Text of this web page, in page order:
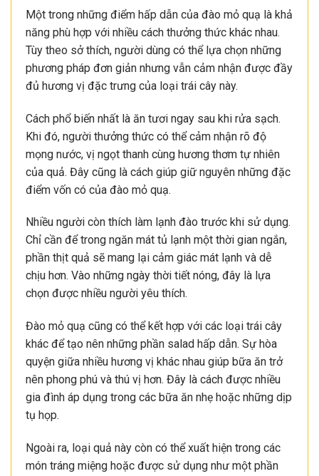
Một trong những điểm hấp dẫn của đào mỏ quạ là khả
năng phù hợp với nhiều cách thưởng thức khác nhau.
Tùy theo sở thích, người dùng có thể lựa chọn những
phương pháp đơn giản nhưng vẫn cảm nhận được đầy
đủ hương vị đặc trưng của loại trái cây này.
Cách phổ biến nhất là ăn tươi ngay sau khi rửa sạch.
Khi đó, người thưởng thức có thể cảm nhận rõ độ
mọng nước, vị ngọt thanh cùng hương thơm tự nhiên
của quả. Đây cũng là cách giúp giữ nguyên những đặc
điểm vốn có của đào mỏ quạ.
Nhiều người còn thích làm lạnh đào trước khi sử dụng.
Chỉ cần để trong ngăn mát tủ lạnh một thời gian ngắn,
phần thịt quả sẽ mang lại cảm giác mát lạnh và dễ
chịu hơn. Vào những ngày thời tiết nóng, đây là lựa
chọn được nhiều người yêu thích.
Đào mỏ quạ cũng có thể kết hợp với các loại trái cây
khác để tạo nên những phần salad hấp dẫn. Sự hòa
quyện giữa nhiều hương vị khác nhau giúp bữa ăn trở
nên phong phú và thú vị hơn. Đây là cách được nhiều
gia đình áp dụng trong các bữa ăn nhẹ hoặc những dịp
tụ họp.
Ngoài ra, loại quả này còn có thể xuất hiện trong các
món tráng miệng hoặc được sử dụng như một phần